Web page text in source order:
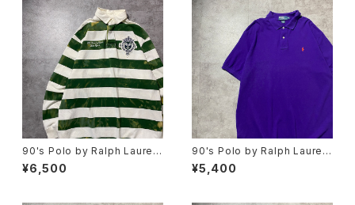
90's Polo by Ralph Lauren
ポロバイラルフローレン 刺繍×
ワッペン ボーダー ラガーシ
¥6,500
90's Polo by Ralph Lauren
ポロバイラルフローレン 刺繍
ワンポイント ポニー パープ
¥5,400